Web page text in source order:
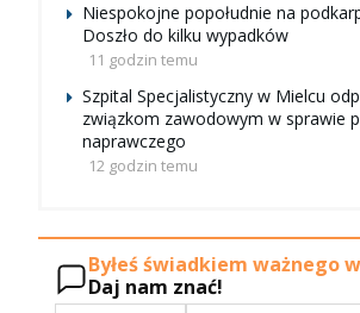
Niespokojne popołudnie na
Doszło do kilku wypadków
11 godzin temu
Szpital Specjalistyczny w Mielcu
związkom zawodowym w sprawie
naprawczego
12 godzin temu
Byłeś świadkiem ważnego
Daj nam znać!